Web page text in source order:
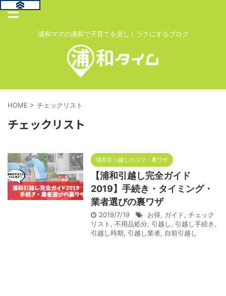
浦和ママの浦和で子育てを楽しくラクにするブログ
HOME > チェックリスト
チェックリスト
浦和引っ越しのコツ・裏ワザ
【浦和引越し完全ガイド
2019】手続き・タイミング・
業者選びの裏ワザ
2019/7/19 お得, ガイド, チェック
リスト , 不用品処分, 引越し, 引越し手続き ,
引越し時期, 引越し業者, 自前引越し